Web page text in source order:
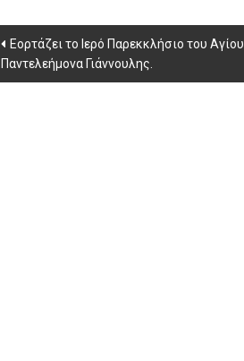
Post
navigation
Εορτάζει το Ιερό Παρεκκλήσιο του Αγίου
Παντελεήμονα Γιάννουλης.